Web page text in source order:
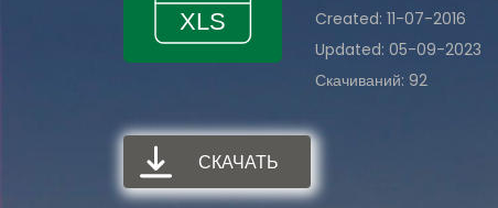
Created: 11-07-2016
Updated: 05-09-2023
Скачиваний: 92
СКАЧАТЬ